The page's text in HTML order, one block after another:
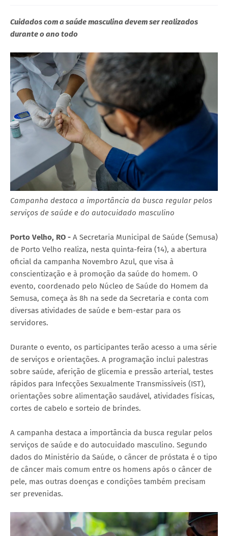
Cuidados com a saúde masculina devem ser realizados
durante o ano todo
Campanha destaca a importância da busca regular pelos
serviços de saúde e do autocuidado masculino
Porto Velho, RO - A Secretaria Municipal de Saúde (Semusa)
de Porto Velho realiza, nesta quinta-feira (14), a abertura
oficial da campanha Novembro Azul, que visa à
conscientização e à promoção da saúde do homem. O
evento, coordenado pelo Núcleo de Saúde do Homem da
Semusa, começa às 8h na sede da Secretaria e conta com
diversas atividades de saúde e bem-estar para os
servidores.
Durante o evento, os participantes terão acesso a uma série
de serviços e orientações. A programação inclui palestras
sobre saúde, aferição de glicemia e pressão arterial, testes
rápidos para Infecções Sexualmente Transmissíveis (IST),
orientações sobre alimentação saudável, atividades físicas,
cortes de cabelo e sorteio de brindes.
A campanha destaca a importância da busca regular pelos
serviços de saúde e do autocuidado masculino. Segundo
dados do Ministério da Saúde, o câncer de próstata é o tipo
de câncer mais comum entre os homens após o câncer de
pele, mas outras doenças e condições também precisam
ser prevenidas.